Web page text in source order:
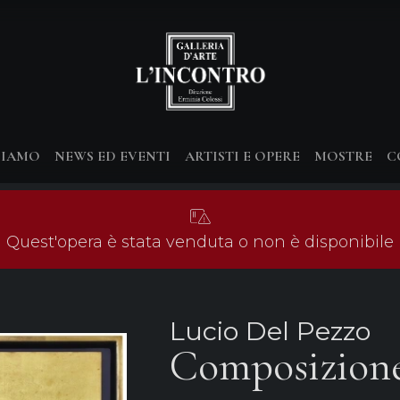
NEWS ED EVENTI ARTISTI E OPERE MOSTRE
Quest'opera è stata venduta o non è disponibile
Lucio Del Pezzo